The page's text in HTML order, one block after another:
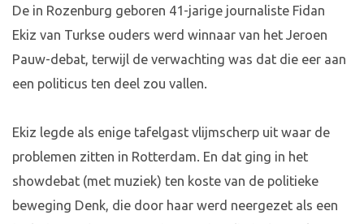
De in Rozenburg geboren 41-jarige journaliste Fidan
Ekiz van Turkse ouders werd winnaar van het Jeroen
Pauw-debat, terwijl de verwachting was dat die eer aan
een politicus ten deel zou vallen.
Ekiz legde als enige tafelgast vlijmscherp uit waar de
problemen zitten in Rotterdam. En dat ging in het
showdebat (met muziek) ten koste van de politieke
beweging Denk, die door haar werd neergezet als een